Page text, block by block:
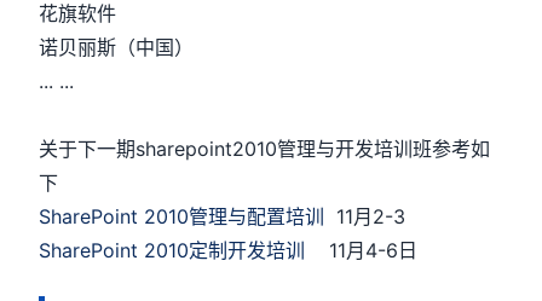
花旗软件
诺贝丽斯（中国）
... ...
关于下一期sharepoint2010管理与开发培训班参考如
下
SharePoint 2010管理与配置培训
11月2-3
SharePoint 2010定制开发培训
11月4-6日